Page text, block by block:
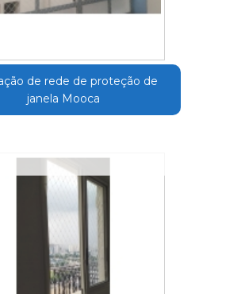
de rede de proteção de
janela Mooca